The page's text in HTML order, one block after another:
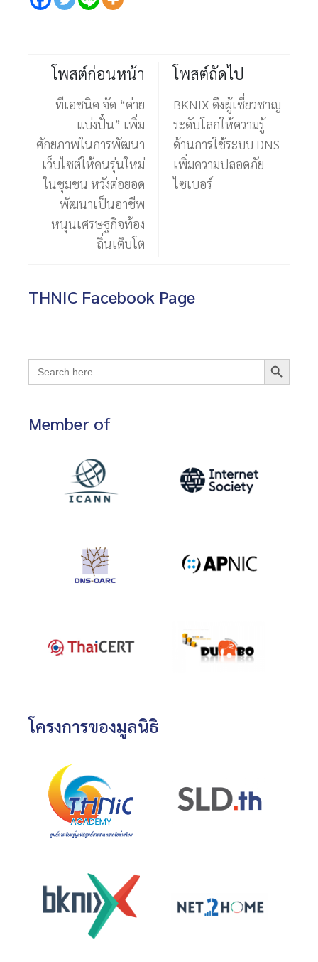
โพสต์ก่อนหน้า
ทีเอชนิค จัด “ค่าย
แบ่งปั๋น” เพิ่ม
ศักยภาพในการพัฒนา
เว็บไซต์ให้คนรุ่นใหม่
ในชุมชน หวังต่อยอด
พัฒนาเป็นอาชีพ
หนุนเศรษฐกิจท้อง
ถิ่นเติบโต
โพสต์ถัดไป
BKNIX ดึงผู้เชี่ยวชาญ
ระดับโลกให้ความรู้
ด้านการใช้ระบบ DNS
เพิ่มความปลอดภัย
ไซเบอร์
THNIC Facebook Page
Search
for:
Search Button
Member of
โครงการของมูลนิธิ